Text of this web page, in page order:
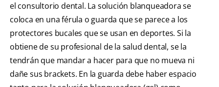
el consultorio dental. La solución blanqueadora se
coloca en una férula o guarda que se parece a los
protectores bucales que se usan en deportes. Si la
obtiene de su profesional de la salud dental, se la
tendrán que mandar a hacer para que no mueva ni
dañe sus brackets. En la guarda debe haber espacio